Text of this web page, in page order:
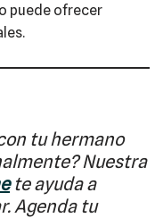
puede ofrecer
tu hermano
Nuestra
te ayuda a
Agenda tu